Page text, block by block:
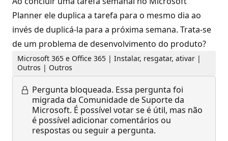
Planner ele duplica a tarefa para o mesmo dia ao
invés de duplicá-la para a próxima semana. Trata-se
de um problema de desenvolvimento do produto?
Microsoft 365 e Office 365 | Instalar, resgatar, ativar |
Outros | Outros
Pergunta bloqueada. Essa pergunta foi
migrada da Comunidade de Suporte da
Microsoft. É possível votar se é útil, mas não
é possível adicionar comentários ou
respostas ou seguir a pergunta.